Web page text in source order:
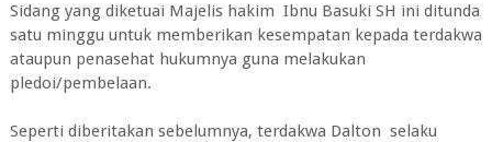
Sidang yang diketuai Majelis hakim Ibnu Basuki SH ini ditunda
satu minggu untuk memberikan kesempatan kepada terdakwa
ataupun penasehat hukumnya guna melakukan
pledoi/pembelaan.
Seperti diberitakan sebelumnya, terdakwa Dalton selaku